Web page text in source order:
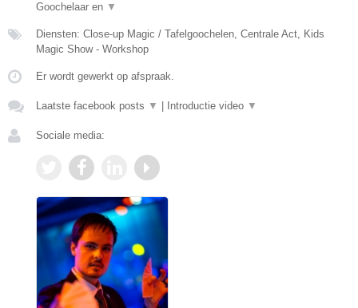
Goochelaar en ▼
Diensten: Close-up Magic / Tafelgoochelen, Centrale Act, Kids
Magic Show - Workshop
Er wordt gewerkt op afspraak.
Laatste facebook posts ▼ Introductie video ▼
Sociale media: